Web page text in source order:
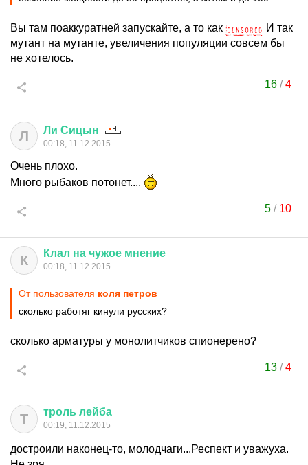
Вы там поаккуратней запускайте, а то как
И так
мутант на мутанте, увеличения популяции совсем бы
не хотелось.
16 /4
Л Ли Сицын
00:18, 11.12.2015
Очень плохо.
Много рыбаков потонет....
5 / 10
К Клал на чужое мнение
00:18, 11.12.2015
От пользователя коля петров
сколько работяг кинули русских?
сколько арматуры у монолитчиков спионерено?
13 /4
Т троль лейба
00:19, 11.12.2015
достроили наконец-то, молодчаги...Респект и уважуха.